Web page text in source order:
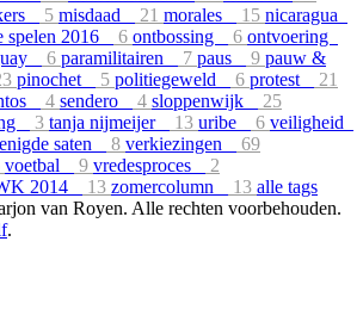
5 misdaad 21 morales 15 nicaragua
spelen 2016 6 ontbossing 6 ontvoering
6 paramilitairen 7 paus 9 pauw &
pinochet 5 politiegeweld 6 protest
21
4 sendero 4 sloppenwijk
25
3 tanja nijmeijer 13 uribe 6 veiligheid
saten 8 verkiezingen
69
voetbal 9 vredesproces
2
2014 13 zomercolumn 13 alle tags
van Royen. Alle rechten voorbehouden.
.